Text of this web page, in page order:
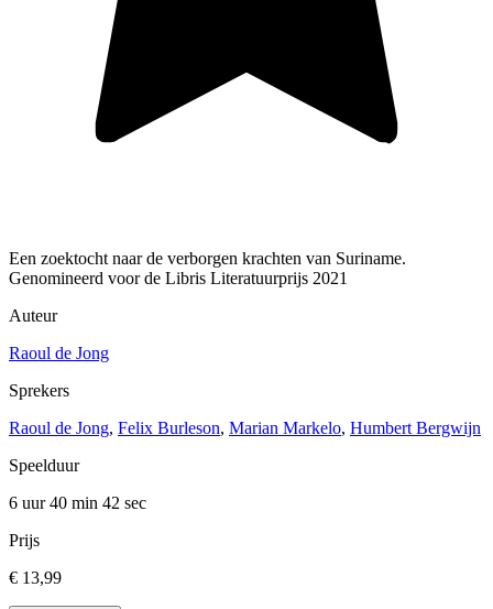
Een zoektocht naar de verborgen krachten van Suriname.
Genomineerd voor de Libris Literatuurprijs 2021
Auteur
Raoul de Jong
Sprekers
Raoul de Jong, Felix Burleson, Marian Markelo, Humbert Bergwijn
Speelduur
6 uur 40 min 42 sec
Prijs
€ 13,99